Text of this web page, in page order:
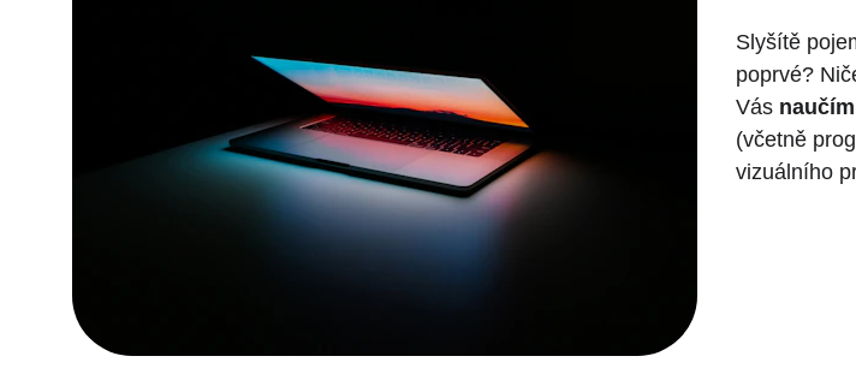
Slyšítě
poprvé?
Vás
(včetně
vizuálního